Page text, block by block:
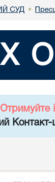
СУД •
Отримуйте
Контакт-